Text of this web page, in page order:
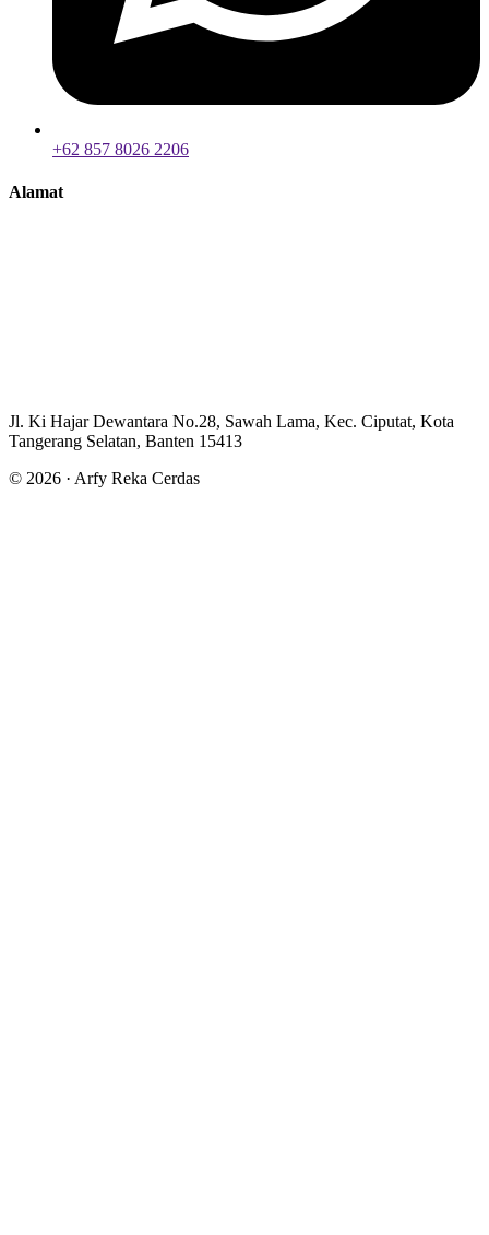
+62 857 8026 2206
Alamat
Jl. Ki Hajar Dewantara No.28, Sawah Lama, Kec. Ciputat, Kota
Tangerang Selatan, Banten 15413
© 2026 · Arfy Reka Cerdas